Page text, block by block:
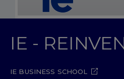
IE -
IE BUSINESS SCHOOL